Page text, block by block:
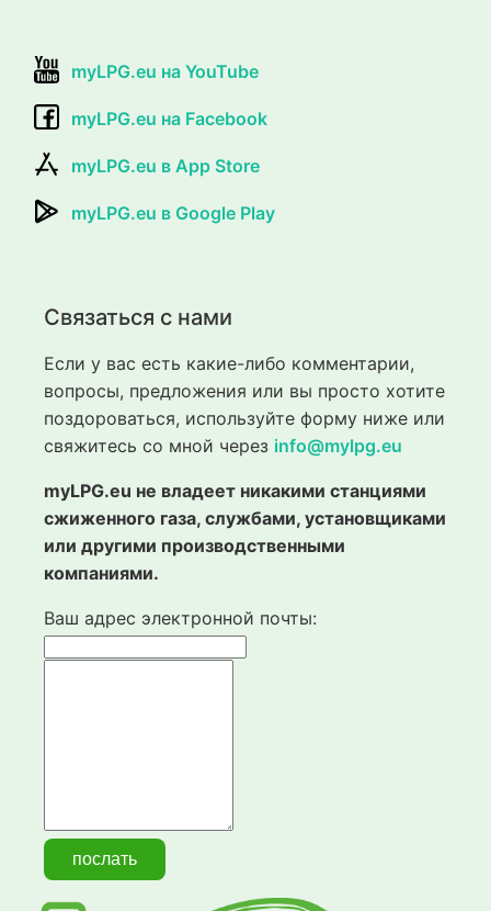
myLPG.eu на YouTube
myLPG.eu на Facebook
myLPG.eu в App Store
myLPG.eu в Google Play
Связаться с нами
Если у вас есть какие-либо комментарии,
вопросы, предложения или вы просто хотите
поздороваться, используйте форму ниже или
свяжитесь со мной через info@mylpg.eu
myLPG.eu не владеет никакими станциями
сжиженного газа, службами, установщиками
или другими производственными
компаниями.
Ваш адрес электронной почты: